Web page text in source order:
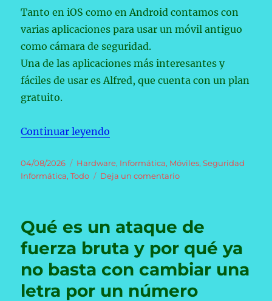
tus
Tanto en iOS como en Android contamos con
varias aplicaciones para usar un móvil antiguo
como cámara de seguridad.
Una de las aplicaciones más interesantes y
fáciles de usar es Alfred, que cuenta con un plan
gratuito.
Continuar leyendo
Publicado
el
04/08/2026 Categorías
Hardware, Informática, Móviles,Seguridad
Informática,Todo Deja un comentarioen
antiguo
una
cámara
de
vigilancia
Qué es un ataque de
fuerza bruta y por qué ya
no basta con cambiar una
letra por un número